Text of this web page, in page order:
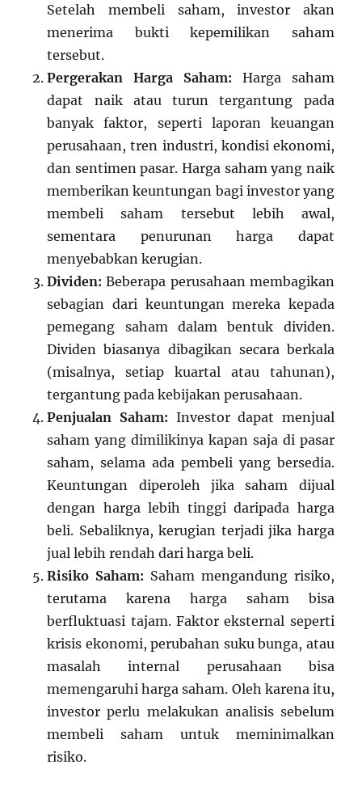
Setelah membeli saham, investor akan
menerima bukti kepemilikan saham
tersebut.
Pergerakan Harga Saham: Harga saham
dapat naik atau turun tergantung pada
banyak faktor, seperti laporan keuangan
perusahaan, tren industri, kondisi ekonomi,
dan sentimen pasar. Harga saham yang naik
memberikan keuntungan bagi investor yang
membeli saham tersebut lebih awal,
sementara penurunan harga dapat
menyebabkan kerugian.
Dividen: Beberapa perusahaan membagikan
sebagian dari keuntungan mereka kepada
pemegang saham dalam bentuk dividen.
Dividen biasanya dibagikan secara berkala
(misalnya, setiap kuartal atau tahunan),
tergantung pada kebijakan perusahaan.
Penjualan Saham: Investor dapat menjual
saham yang dimilikinya kapan saja di pasar
saham, selama ada pembeli yang bersedia.
Keuntungan diperoleh jika saham dijual
dengan harga lebih tinggi daripada harga
beli. Sebaliknya, kerugian terjadi jika harga
jual lebih rendah dari harga beli.
Risiko Saham: Saham mengandung risiko,
terutama karena harga saham bisa
berfluktuasi tajam. Faktor eksternal seperti
krisis ekonomi, perubahan suku bunga, atau
masalah internal perusahaan bisa
memengaruhi harga saham. Oleh karena itu,
investor perlu melakukan analisis sebelum
membeli saham untuk meminimalkan
risiko.